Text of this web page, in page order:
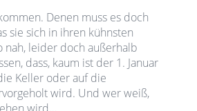
Denen muss es doch
sie sich in ihren kühnsten
nah, leider doch außerhalb
dass, kaum ist der 1. Januar
Keller oder auf die
wird. Und wer weiß,